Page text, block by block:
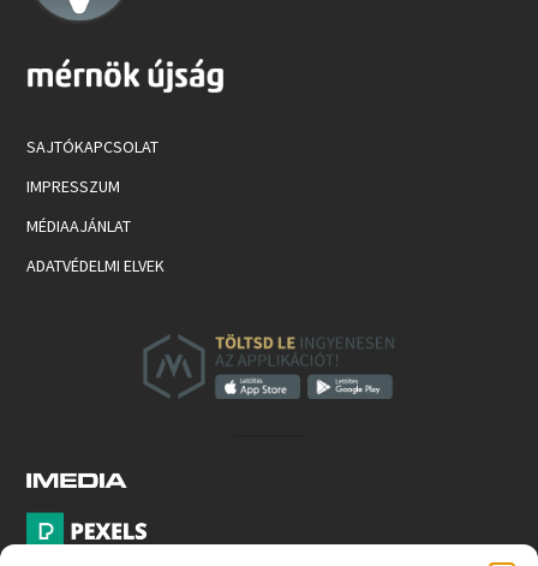
SAJTÓKAPCSOLAT
IMPRESSZUM
MÉDIAAJÁNLAT
ADATVÉDELMI ELVEK